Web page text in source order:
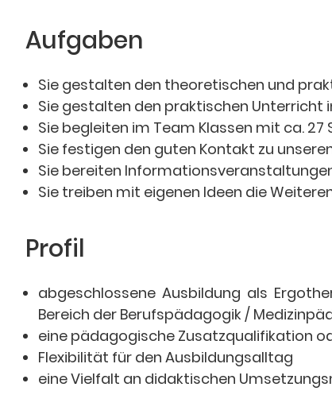
Aufgaben
Sie gestalten den theoretischen und
Sie gestalten den praktischen Unterricht
Sie begleiten im Team Klassen mit ca.
Sie festigen den guten Kontakt zu
Sie bereiten
Sie treiben mit eigenen Ideen die
Profil
abgeschlossene Ausbildung als
Bereich der Berufspädagogik /
eine pädagogische Zusatzqualifikation
Flexibilität für den Ausbildungsalltag
eine Vielfalt an didaktischen